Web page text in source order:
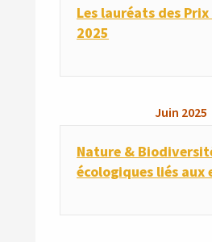
Les lauréats des Prix
2025
Juin 2025
Nature &
écologiques liés aux